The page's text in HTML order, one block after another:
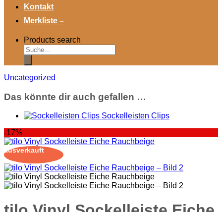
Kontakt
Merkliste –
Products search
Uncategorized
Das könnte dir auch gefallen …
Sockelleisten Clips
-17%
ausverkauft